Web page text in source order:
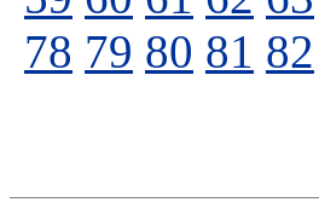
78 79 80 81 82